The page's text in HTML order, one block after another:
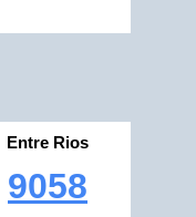
Entre Rios
9058